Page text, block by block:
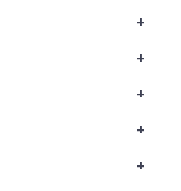
+
+
+
+
+